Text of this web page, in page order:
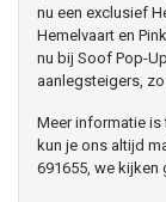
nu een exclusief
Hemelvaart en
nu bij Soof Pop-
aanlegsteigers,
Meer informatie is
kun je ons altijd
691655, we kijken